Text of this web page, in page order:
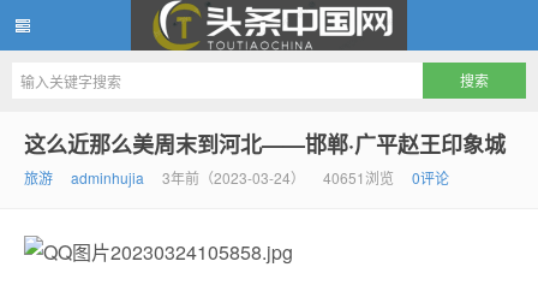
头条中国网
这么近那么美周末到河北——邯郸·广平赵王印象城
旅游 adminhujia 3年前（2023-03-24） 40651浏览 0评论